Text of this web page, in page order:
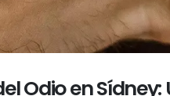
Odio en